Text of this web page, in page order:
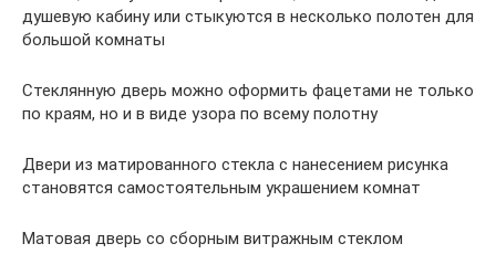
душевую кабину или стыкуются в несколько полотен для
большой комнаты
Стеклянную дверь можно оформить фацетами не только
по краям, но и в виде узора по всему полотну
Двери из матированного стекла с нанесением рисунка
становятся самостоятельным украшением комнат
Матовая дверь со сборным витражным стеклом